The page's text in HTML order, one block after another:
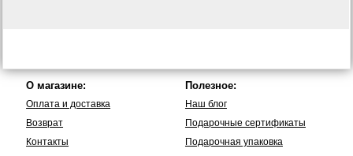
О магазине:
Оплата и доставка
Возврат
Контакты
Полезное:
Наш блог
Подарочные сертификаты
Подарочная упаковка